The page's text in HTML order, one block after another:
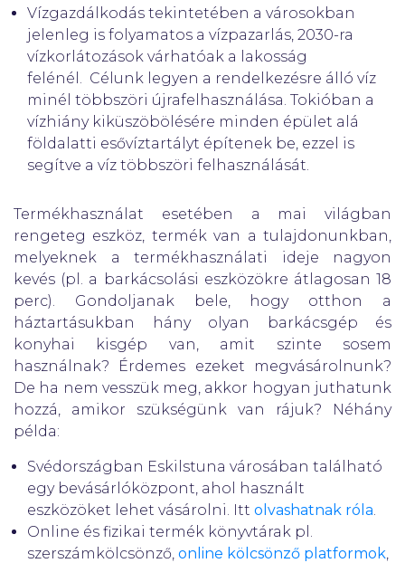
Vízgazdálkodás tekintetében a városokban
jelenleg is folyamatos a vízpazarlás, 2030-ra
vízkorlátozások várhatóak a lakosság
felénél. Célunk legyen a rendelkezésre álló víz
minél többszöri újrafelhasználása. Tokióban a
vízhiány kiküszöbölésére minden épület alá
földalatti esővíztartályt építenek be, ezzel is
segítve a víz többszöri felhasználását.
Termékhasználat esetében a mai világban
rengeteg eszköz, termék van a tulajdonunkban,
melyeknek a termékhasználati ideje nagyon
kevés (pl. a barkácsolási eszközökre átlagosan 18
perc). Gondoljanak bele, hogy otthon a
háztartásukban hány olyan barkácsgép és
konyhai kisgép van, amit szinte sosem
használnak? Érdemes ezeket megvásárolnunk?
De ha nem vesszük meg, akkor hogyan juthatunk
hozzá, amikor szükségünk van rájuk? Néhány
példa:
Svédországban Eskilstuna városában található
egy bevásárlóközpont, ahol használt
eszközöket lehet vásárolni. Itt olvashatnak róla.
Online és fizikai termék könyvtárak pl.
szerszámkölcsönző, online kölcsönző platformok,